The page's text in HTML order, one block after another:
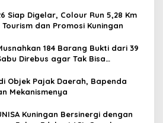
Siap Digelar, Colour Run 5,28 Km
dan Promosi Kuningan
184 Barang Bukti dari 39
Direbus agar Tak Bisa
Objek Pajak Daerah, Bapenda
Mekanismenya
Kuningan Bersinergi dengan